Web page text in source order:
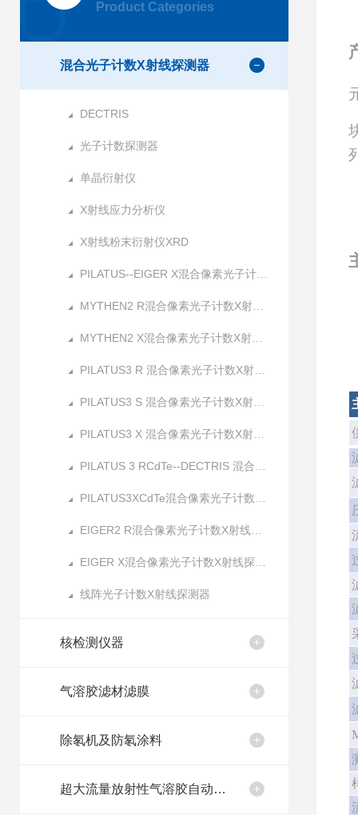
Product Categories
混合光子计数X射线探测器
DECTRIS
光子计数探测器
单晶衍射仪
X射线应力分析仪
X射线粉末衍射仪XRD
PILATUS--EIGER X混合像素光子计数X射线探测器
MYTHEN2 R混合像素光子计数X射线探测器
MYTHEN2 X混合像素光子计数X射线探测器
PILATUS3 R 混合像素光子计数X射线探测器
PILATUS3 S 混合像素光子计数X射线探测器
PILATUS3 X 混合像素光子计数X射线探测器
PILATUS 3 RCdTe--DECTRIS 混合像素光子计数X射线探测器
PILATUS3XCdTe混合像素光子计数X射线探测器
EIGER2 R混合像素光子计数X射线探测器
EIGER X混合像素光子计数X射线探测器
线阵光子计数X射线探测器
核检测仪器
气溶胶滤材滤膜
除氡机及防氡涂料
超大流量放射性气溶胶自动取样装置